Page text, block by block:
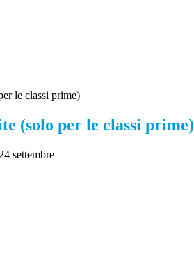
le classi prime)
(solo per le classi prime)
settembre